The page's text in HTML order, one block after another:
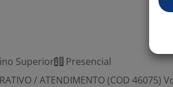
Superior
Presencial
/ ATENDIMENTO (COD 46075)